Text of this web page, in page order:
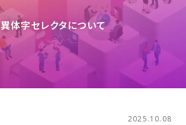
異体字セレクタに​ついて
2025.10.08